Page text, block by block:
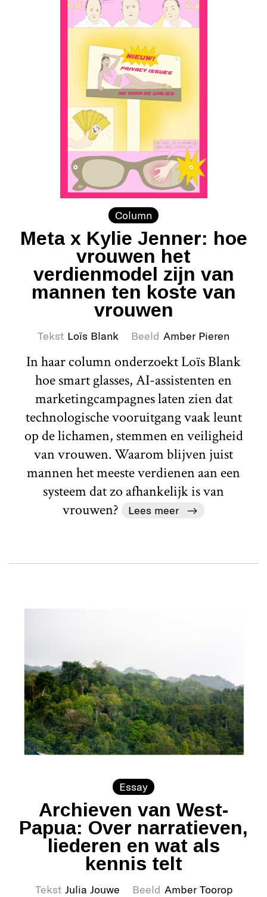
Column
Meta x Kylie Jenner: hoe
vrouwen het
verdienmodel zijn van
mannen ten koste van
vrouwen
Tekst Loïs Blank Beeld Amber Pieren
In haar column onderzoekt Loïs Blank
hoe smart glasses, AI-assistenten en
marketingcampagnes laten zien dat
technologische vooruitgang vaak leunt
op de lichamen, stemmen en veiligheid
van vrouwen. Waarom blijven juist
mannen het meeste verdienen aan een
systeem dat zo afhankelijk is van
vrouwen?
Lees meer
Essay
Archieven van West-
Papua: Over narratieven,
liederen en wat als
kennis telt
Tekst Julia Jouwe Beeld Amber Toorop